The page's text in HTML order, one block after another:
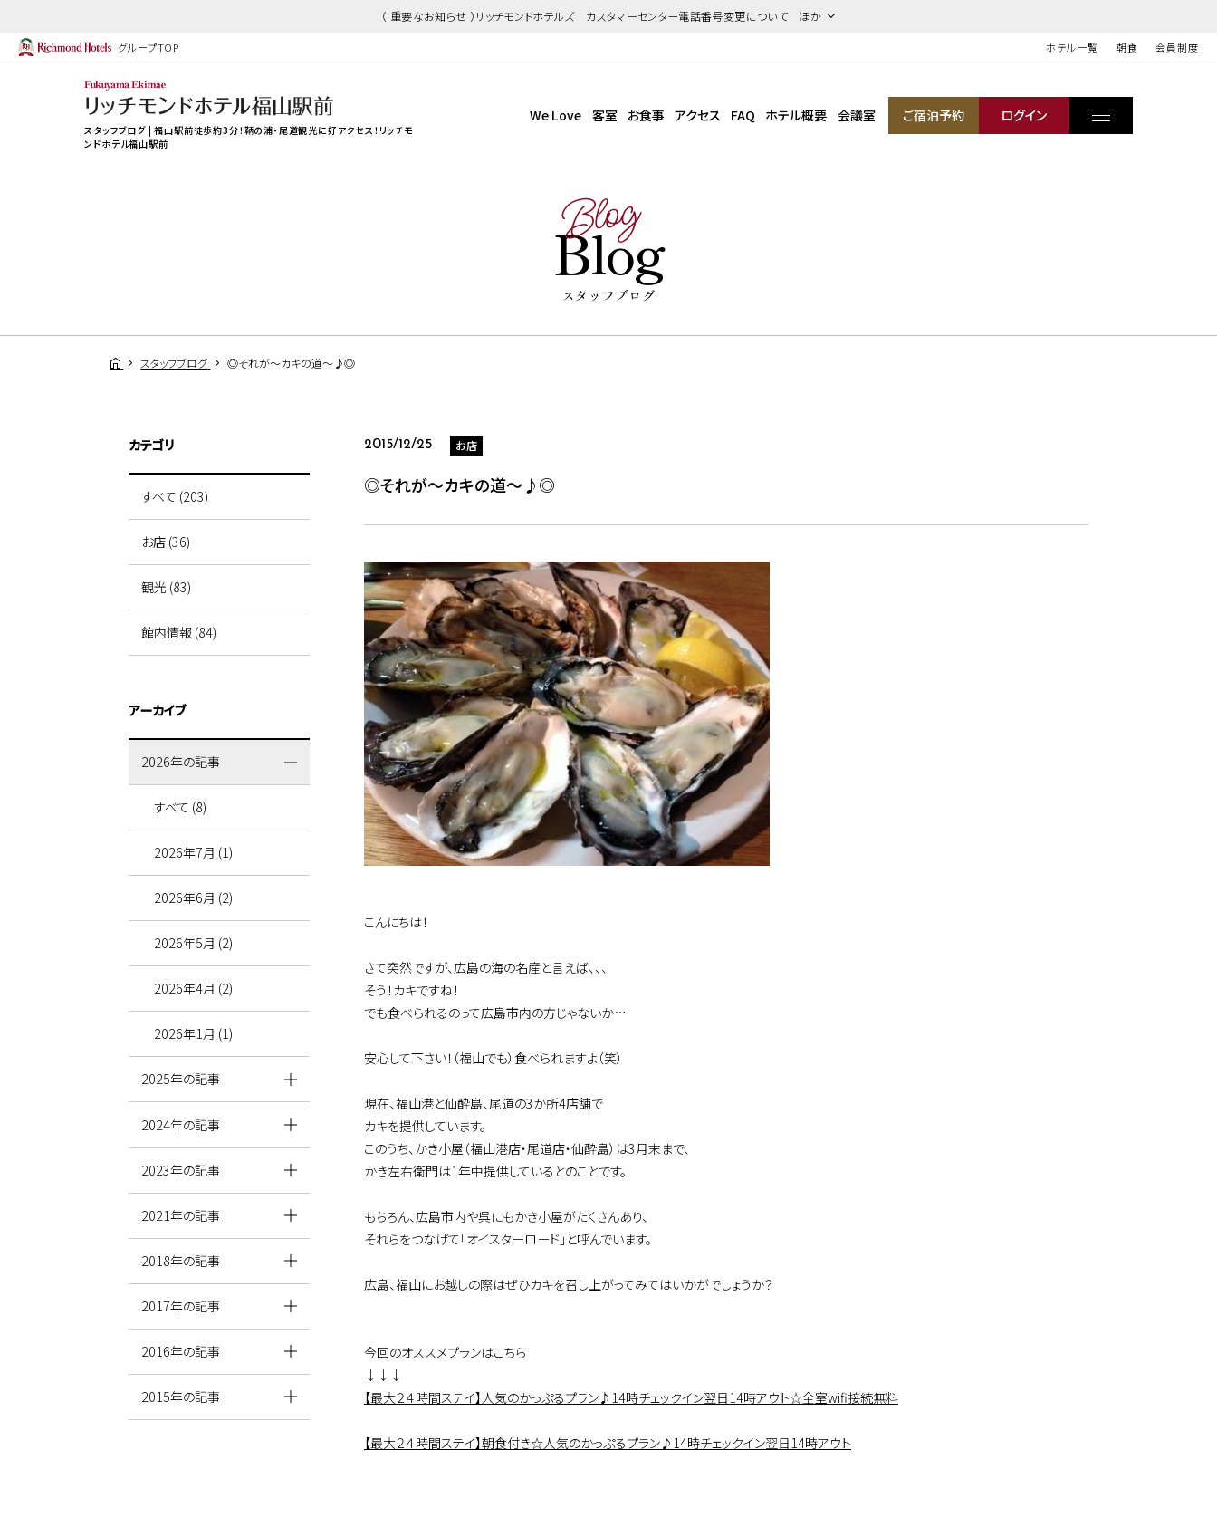
（ 重要なお知らせ ）リッチモンドホテルズ カスタマーセンター電話番号変更について ほか
グループTOP ホテル一覧 朝食 会員制度
スタッフブログ | 福山駅前徒歩約3分！鞆の浦・尾道観光に好アクセス！リッチモ
ンドホテル福山駅前
We Love 客室 お食事 アクセス FAQ ホテル概要 会議室 ご宿泊予約 ログイン
Blog
Blog
スタッフブログ
スタッフブログ ◎それが～カキの道～♪◎
2015/12/25 お店
◎それが～カキの道～♪◎
こんにちは！
さて突然ですが、広島の海の名産と言えば、、、
そう！カキですね！
でも食べられるのって広島市内の方じゃないか…
安心して下さい！（福山でも）食べられますよ（笑）
現在、福山港と仙酔島、尾道の3か所4店舗で
カキを提供しています。
このうち、かき小屋（福山港店・尾道店・仙酔島）は3月末まで、
かき左右衛門は1年中提供しているとのことです。
もちろん、広島市内や呉にもかき小屋がたくさんあり、
それらをつなげて「オイスターロード」と呼んでいます。
広島、福山にお越しの際はぜひカキを召し上がってみてはいかがでしょうか？
今回のオススメプランはこちら
↓↓↓
【最大２４時間ステイ】人気のかっぷるプラン♪14時チェックイン翌日14時アウト☆全室wifi接続無料
【最大２４時間ステイ】朝食付き☆人気のかっぷるプラン♪14時チェックイン翌日14時アウト
カテゴリ
すべて (203)
お店 (36)
観光 (83)
館内情報 (84)
アーカイブ
2026年の記事
すべて (8)
2026年7月 (1)
2026年6月 (2)
2026年5月 (2)
2026年4月 (2)
2026年1月 (1)
2025年の記事
2024年の記事
2023年の記事
2021年の記事
2018年の記事
2017年の記事
2016年の記事
2015年の記事